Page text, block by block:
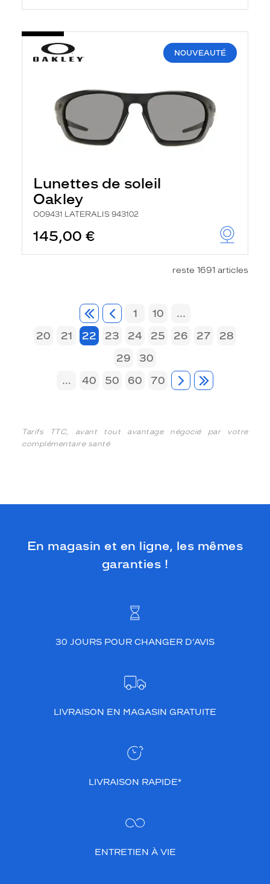
NOUVEAUTÉ
Lunettes de soleil
Oakley
OO9431 LATERALIS 943102
145,00 €
reste 1691 articles
1 10
...
20
21 22 23 24 25 26 27
28
29
30
...
40 50 60 70
Tarifs TTC, avant tout avantage négocié par votre
complémentaire santé
En magasin et en ligne, les mêmes
garanties !
30 JOURS POUR CHANGER D’AVIS
LIVRAISON EN MAGASIN GRATUITE
LIVRAISON RAPIDE*
ENTRETIEN À VIE